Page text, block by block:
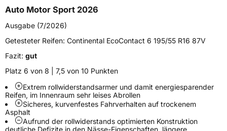
Fahrzeugtyp PKW
VerwendungSommerreifen
ModellnameEcoContact 6
Fahrzeugart
Weitere Eigenschaften
SchlauchtypTL
Auto Motor Sport 2026
Ausgabe (7/2026)
Getesteter Reifen: Continental EcoContact 6 195/55 R16 87V
Fazit: gut
Platz 6 von 8 | 7,5 von 10 Punkten
Extrem rollwiderstandsarmer und damit energiesparender
Reifen, im Innenraum sehr leises Abrollen
Sicheres, kurvenfestes Fahrverhalten auf trockenem
Asphalt
Aufrund der rollwiderstands­ optimierten Konstruktion
deutliche Defizite in den­ Nässe-Eigenschaften, längere